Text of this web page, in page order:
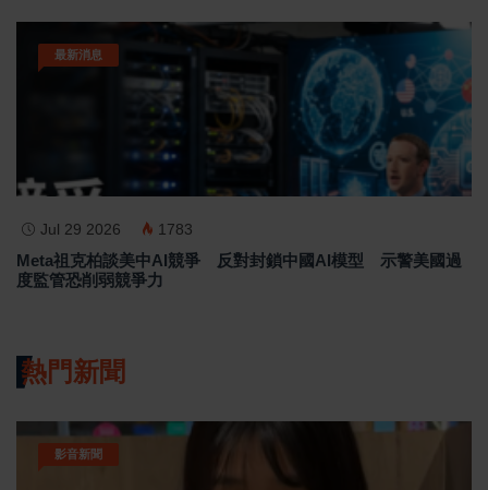
最新消息
Jul 29 2026 1783
Meta祖克柏談美中AI競爭 反對封鎖中國AI模型 示警美國過
度監管恐削弱競爭力
熱門新聞
影音新聞